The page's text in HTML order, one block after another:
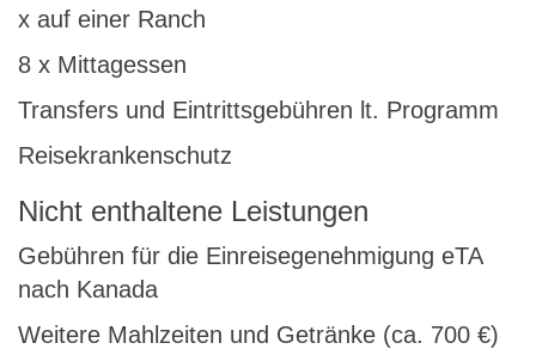
x auf einer Ranch
8 x Mittagessen
Transfers und Eintrittsgebühren lt. Programm
Reisekrankenschutz
Nicht enthaltene Leistungen
Gebühren für die Einreisegenehmigung eTA
nach Kanada
Weitere Mahlzeiten und Getränke (ca. 700 €)